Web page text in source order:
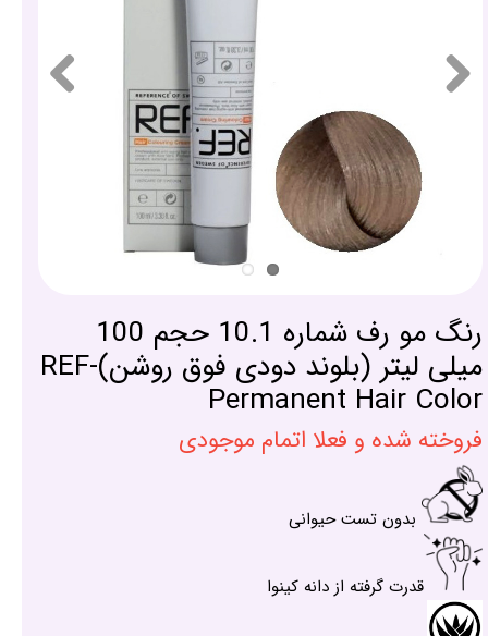
رنگ مو رف شماره 10.1 حجم 100
میلی لیتر (بلوند دودی فوق روشن)-REF
Permanent Hair Color
فروخته شده و فعلا اتمام موجودی
بدون تست حیوانی
قدرت گرفته از دانه کینوا